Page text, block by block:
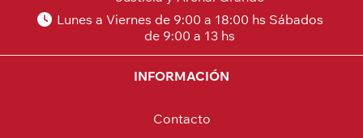
Lunes a Viernes de 9:00 a 18:00 hs Sábados
de 9:00 a 13 hs
INFORMACIÓN
Contacto